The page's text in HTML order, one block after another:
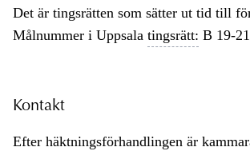
Det är tingsrätten som sätter ut tid till
Målnummer i Uppsala tingsrätt: B 19-
Kontakt
Efter häktningsförhandlingen är